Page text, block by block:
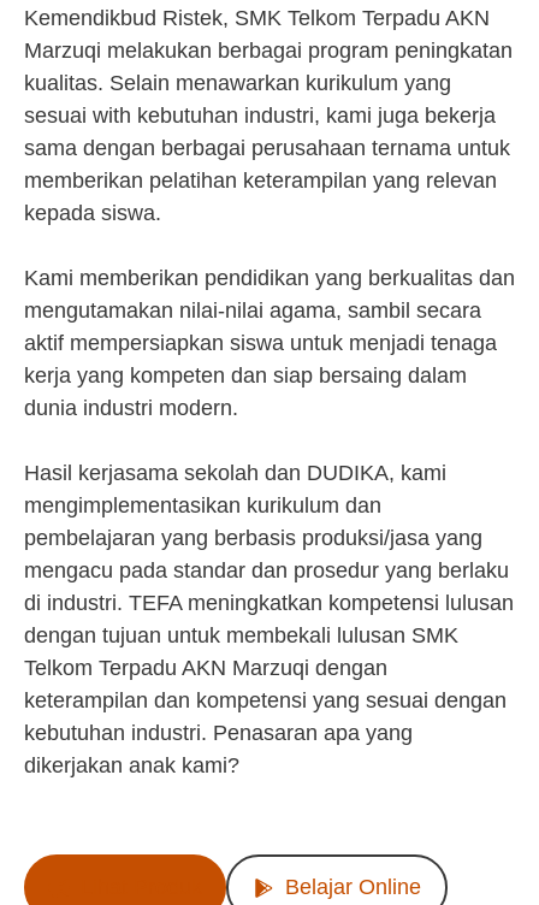
Kemendikbud Ristek, SMK Telkom Terpadu AKN
Marzuqi melakukan berbagai program peningkatan
kualitas. Selain menawarkan kurikulum yang
sesuai with kebutuhan industri, kami juga bekerja
sama dengan berbagai perusahaan ternama untuk
memberikan pelatihan keterampilan yang relevan
kepada siswa.
Kami memberikan pendidikan yang berkualitas dan
mengutamakan nilai-nilai agama, sambil secara
aktif mempersiapkan siswa untuk menjadi tenaga
kerja yang kompeten dan siap bersaing dalam
dunia industri modern.
Hasil kerjasama sekolah dan DUDIKA, kami
mengimplementasikan kurikulum dan
pembelajaran yang berbasis produksi/jasa yang
mengacu pada standar dan prosedur yang berlaku
di industri. TEFA meningkatkan kompetensi lulusan
dengan tujuan untuk membekali lulusan SMK
Telkom Terpadu AKN Marzuqi dengan
keterampilan dan kompetensi yang sesuai dengan
kebutuhan industri. Penasaran apa yang
dikerjakan anak kami?
Belajar Online